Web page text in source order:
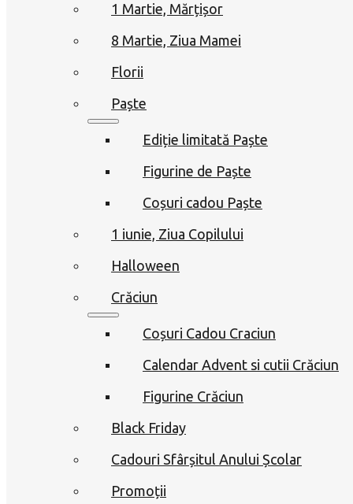
1 Martie, Mărțișor
8 Martie, Ziua Mamei
Florii
Paște
Ediție limitată Paște
Figurine de Paște
Coșuri cadou Paște
1 iunie, Ziua Copilului
Halloween
Crăciun
Coșuri Cadou Craciun
Calendar Advent si cutii Crăciun
Figurine Crăciun
Black Friday
Cadouri Sfârșitul Anului Școlar
Promoții